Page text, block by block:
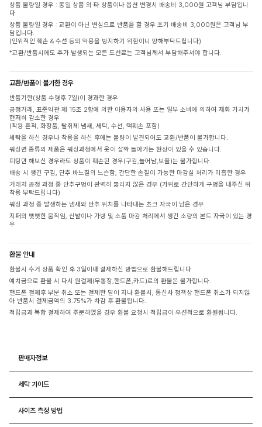
상품 불량일 경우 : 동일 상품 외 타 상품이나 옵션 변경시 배송비 3,000원 고객님 부담입니
다.
상품 불량일 경우 : 교환이 아닌 변심으로 반품을 할 경우 초기 배송비 3,000원은 고객님 부
담입니다.
(인위적인 훼손 & 수선 등의 악용을 방지하기 위함이니 양해부탁드립니다)
*교환/반품시에도 추가 발생되는 모든 도선료는 고객님께서 부담해주셔야 합니다.
교환/반품이 불가한 경우
반품기한(상품 수령후 7일)이 경과한 경우
공정거래, 표준약관 제 15조 2항에 의한 이용자의 사용 또는 일부 소비에 의하여 재화 가치가
현저히 감소한 경우
(착용 흔적, 화장품, 탈취제 냄새, 세탁, 수선, 택훼손 포함)
세탁을 하신 경우나 착용을 하신 후에는 불량이 발견되어도 교환/반품이 불가합니다.
워싱면 종류의 제품은 워싱과정에서 옷이 살짝 돌아가는 현상이 있을 수 있습니다.
피팅만 해보신 경우라도 상품이 훼손된 경우(구김,늘어남,보풀)는 불가합니다.
배송 시 생긴 구김, 단추 바느질의 느슨함, 간단한 손질이 가능한 마감실 처리가 미흡한 경우
거래처 공정 과정 중 단추구멍이 완벽히 뚫리지 않은 경우 (가위로 간단하게 구멍을 내주신 뒤
착용 부탁드립니다)
워싱 과정 중 발생하는 냄새와 단추 위치를 나타내는 초크 자국이 남은 경우
지퍼의 뻣뻣한 움직임, 신발이나 가방 및 소품 마감 처리에서 생긴 소량의 본드 자국이 있는 경
우
환불 안내
환불시 수거 상품 확인 후 3일이내 결제하신 방법으로 환불해드립니다
예치금으로 환불 시 다시 원결제(무통장,핸드폰,카드)로의 환불은 불가합니다.
핸드폰 결제후 부분 취소 또는 결제한 달이 지나 환불시, 통신사 정책상 핸드폰 취소가 되지않
아 반품시 결제금액의 3.75%가 차감 후 환불됩니다.
적립금과 복합 결제하여 주문하였을 경우 환불 요청시 적립금이 우선적으로 환원됩니다.
판매자정보
세탁 가이드
사이즈 측정 방법